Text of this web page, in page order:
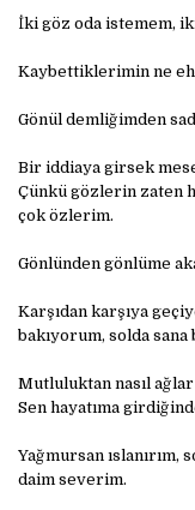
İki göz oda istemem,
Kaybettiklerimin ne
Gönül demliğimden
Bir iddiaya girsek
Çünkü gözlerin zaten
çok özlerim.
Gönlünden gönlüme
Karşıdan karşıya
bakıyorum, solda sana
Mutluluktan nasıl
Sen hayatıma
Yağmursan ıslanırım,
daim severim.